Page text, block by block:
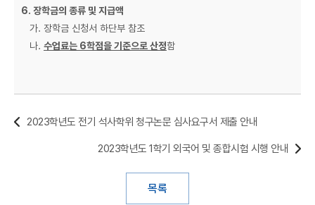
6. 장학금의 종류 및 지급액
가. 장학금 신청서 하단부 참조
나. 수업료는 6학점을 기준으로 산정함
2023학년도 전기 석사학위 청구논문 심사요구서 제출 안내
목록
2023학년도 1학기 외국어 및 종합시험 시행 안내